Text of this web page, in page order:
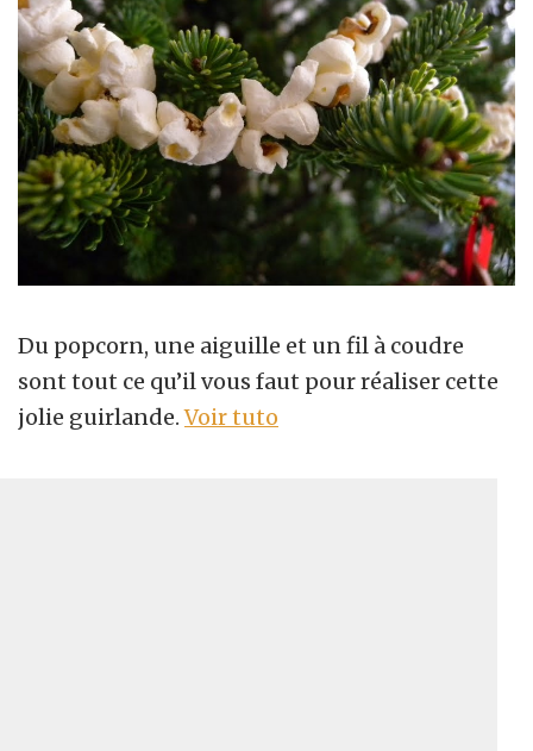
Du popcorn, une aiguille et un fil à coudre
sont tout ce qu’il vous faut pour réaliser cette
jolie guirlande.Voir tuto